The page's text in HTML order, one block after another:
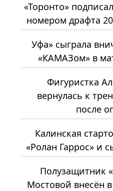
«Торонто»
номером драфта
Уфа» сыграла
«КАМАЗом» в
Фигуристка
вернулась к
после
Калинская
«Ролан Гаррос» и
Полузащитник
Мостовой внесён